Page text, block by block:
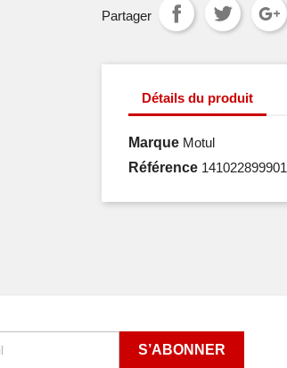
Partager
Détails du produit
Marque Motul
Référence 141022899901